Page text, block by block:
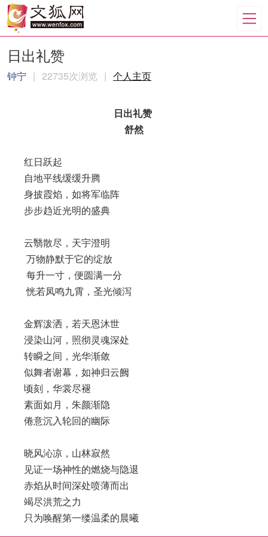
日出礼赞
钟宁 | 22735次浏览 | 个人主页
日出礼赞
舒然
红日跃起
自地平线缓缓升腾
身披霞焰，如将军临阵
步步趋近光明的盛典
云翳散尽，天宇澄明
万物静默于它的绽放
每升一寸，便圆满一分
恍若凤鸣九霄，圣光倾泻
金辉泼洒，若天恩沐世
浸染山河，照彻灵魂深处
转瞬之间，光华渐敛
似舞者谢幕，如神归云阙
顷刻，华裳尽褪
素面如月，朱颜渐隐
倦意沉入轮回的幽际
晓风沁凉，山林寂然
见证一场神性的燃烧与隐退
赤焰从时间深处喷薄而出
竭尽洪荒之力
只为唤醒第一缕温柔的晨曦